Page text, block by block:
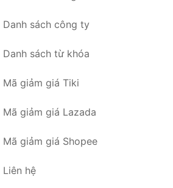
Danh sách công ty
Danh sách từ khóa
Mã giảm giá Tiki
Mã giảm giá Lazada
Mã giảm giá Shopee
Liên hệ